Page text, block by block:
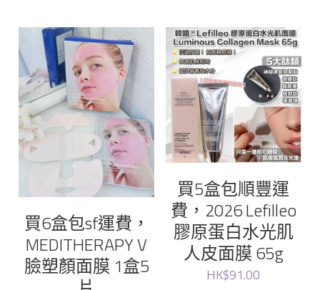
買6盒包sf運費，
MEDITHERAPY V
臉塑顏面膜 1盒5
買5盒包順豐運
費，2026 Lefilleo
膠原蛋白水光肌
人皮面膜 65g
HK$91.00